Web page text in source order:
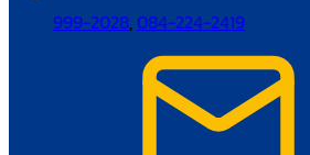
999-2028,084-224-2419